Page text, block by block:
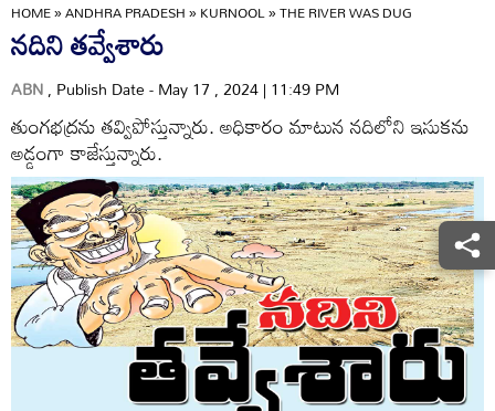
HOME»ANDHRA PRADESH»KURNOOL»THE RIVER WAS DUG
నదిని తవ్వేశారు
ABN, Publish Date - May 17 , 2024 | 11:49 PM
తుంగభద్రను తవ్విపోస్తున్నారు. అధికారం మాటున నదిలోని ఇసుకను
అడ్డంగా కాజేస్తున్నారు.